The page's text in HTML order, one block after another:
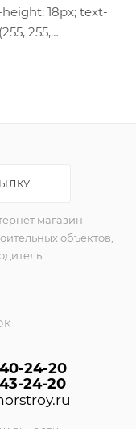
height: 18px; text-
255,
цветов.
магазин
объектов,
24-20
24-20